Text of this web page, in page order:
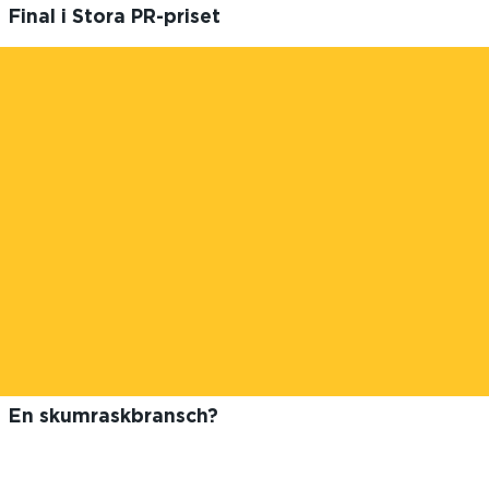
Final i Stora PR-priset
En skumraskbransch?